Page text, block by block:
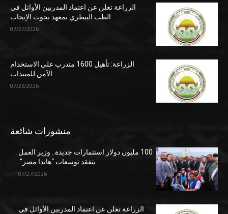
الزراعة تعلن عن اعتماد المدربين الأوائل في
الطب البيطري بمعهد بحوث الإنجاب
07/27/2026
الزراعة: تأهيل 1600 متدرب على الاستخدام
الآمن للمبيدات
07/26/2026
منشورات شائعة
100 مليون دولار استثمارات جديدة.. وزير العمل
يتفقد توسعات “هاندا مصر”.
07/27/2026
الزراعة تعلن عن اعتماد المدربين الأوائل في